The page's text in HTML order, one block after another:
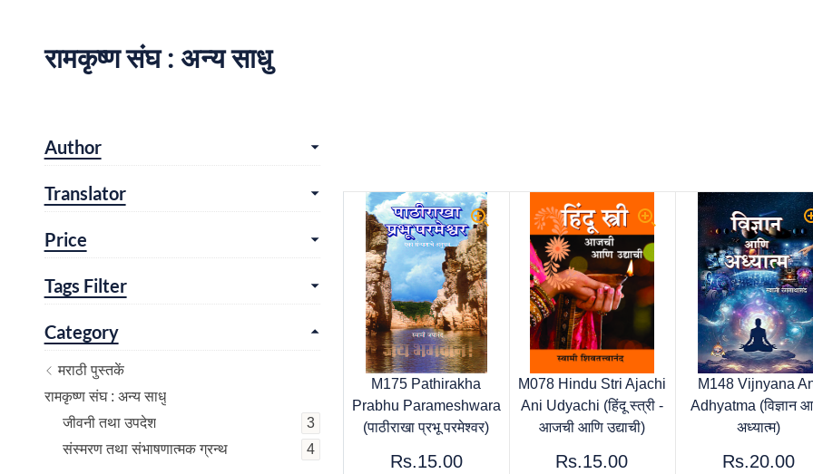
रामकृष्ण संघ : अन्य साधु
Author
Translator
Price
Tags Filter
Category
मराठी पुस्तकें
रामकृष्ण संघ : अन्य साधु
जीवनी तथा उपदेश
3
संस्मरण तथा संभाषणात्मक ग्रन्थ
4
M175 Pathirakha
Prabhu Parameshwara
(पाठीराखा प्रभू परमेश्वर)
Rs.15.00
M078 Hindu Stri Ajachi
Ani Udyachi (हिंदू स्त्री -
आजची आणि उद्याची)
Rs.15.00
M148 Vijnyana
Adhyatma (विज्ञान
अध्यात्म)
Rs.20.00